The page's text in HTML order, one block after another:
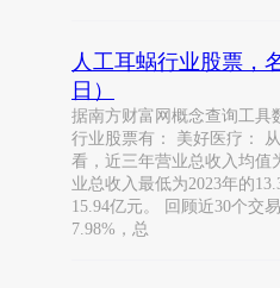
人工耳蜗行业股票，
日）
据南方财富网概念查询工具
行业股票有： 美好医疗：
看，近三年营业总收入均值
业总收入最低为2023年的
15.94亿元。 回顾近30个交
7.98%，总